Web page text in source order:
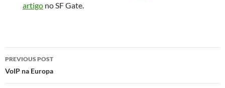
artigono SF Gate.
Post
navigation
PREVIOUS POST
VoIP na Europa